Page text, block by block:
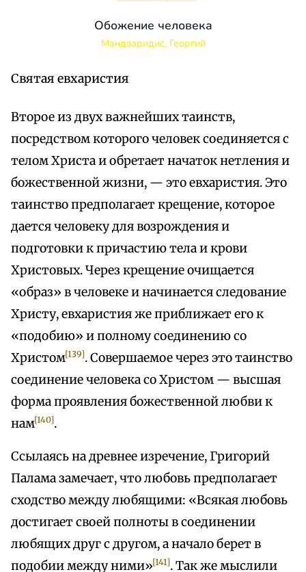
Обожение человека
Мандзаридис, Георгий
Святая евхаристия
Второе из двух важнейших таинств,
посредством которого человек соединяется с
телом Христа и обретает начаток нетления и
божественной жизни, — это евхаристия. Это
таинство предполагает крещение, которое
дается человеку для возрождения и
подготовки к причастию тела и крови
Христовых. Через крещение очищается
«образ» в человеке и начинается следование
Христу, евхаристия же приближает его к
«подобию» и полному соединению со
Христом[139]. Совершаемое через это таинство
соединение человека со Христом — высшая
форма проявления божественной любви к
нам[140].
Ссылаясь на древнее изречение, Григорий
Палама замечает, что любовь предполагает
сходство между любящими: «Всякая любовь
достигает своей полноты в соединении
любящих друг с другом, а начало берет в
подобии между ними»[141]. Так же мыслили